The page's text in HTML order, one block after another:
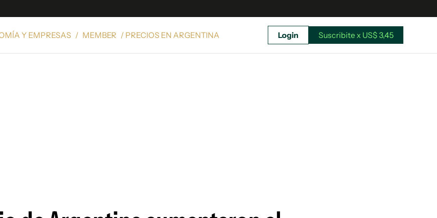
Suscribite x US$ 3,45
Y EMPRESAS / MEMBER / PRECIOS EN ARGENTINA Login Suscribite x US$ 3,45